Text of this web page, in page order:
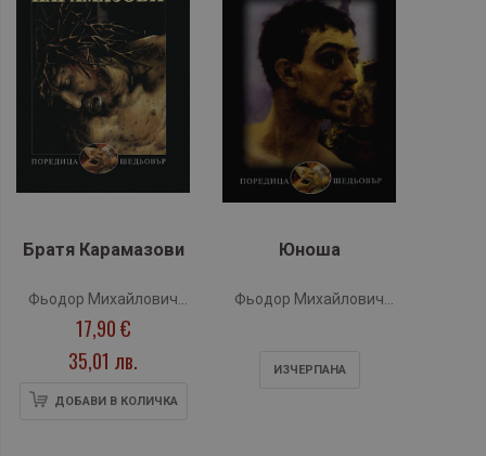
Братя Карамазови
Фьодор Михайлович
Достоевски
17,90 €
35,01 лв.
ДОБАВИ В КОЛИЧКА
Юноша
Фьодор Михайлович
ИЗЧЕРПАНA